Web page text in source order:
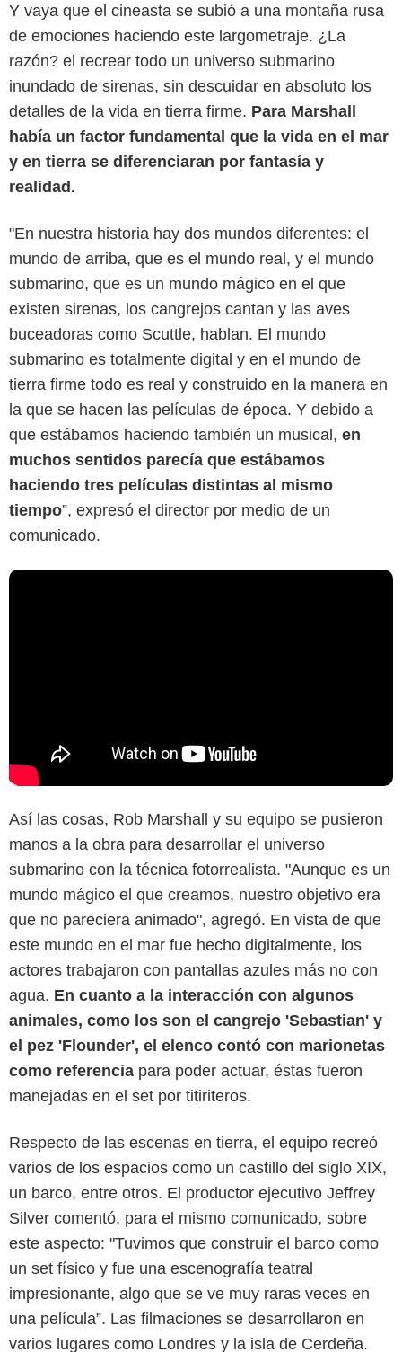
Y vaya que el cineasta se subió a una montaña rusa
de emociones haciendo este largometraje. ¿La
razón? el recrear todo un universo submarino
inundado de sirenas, sin descuidar en absoluto los
detalles de la vida en tierra firme. Para Marshall
había un factor fundamental que la vida en el mar
y en tierra se diferenciaran por fantasía y
realidad.
"En nuestra historia hay dos mundos diferentes: el
mundo de arriba, que es el mundo real, y el mundo
submarino, que es un mundo mágico en el que
existen sirenas, los cangrejos cantan y las aves
buceadoras como Scuttle, hablan. El mundo
submarino es totalmente digital y en el mundo de
tierra firme todo es real y construido en la manera en
la que se hacen las películas de época. Y debido a
que estábamos haciendo también un musical, en
muchos sentidos parecía que estábamos
haciendo tres películas distintas al mismo
tiempo”, expresó el director por medio de un
comunicado.
Así las cosas, Rob Marshall y su equipo se pusieron
manos a la obra para desarrollar el universo
submarino con la técnica fotorrealista. "Aunque es un
mundo mágico el que creamos, nuestro objetivo era
que no pareciera animado", agregó. En vista de que
este mundo en el mar fue hecho digitalmente, los
actores trabajaron con pantallas azules más no con
agua. En cuanto a la interacción con algunos
animales, como los son el cangrejo 'Sebastian' y
el pez 'Flounder', el elenco contó con marionetas
como referencia para poder actuar, éstas fueron
manejadas en el set por titiriteros.
Respecto de las escenas en tierra, el equipo recreó
varios de los espacios como un castillo del siglo XIX,
un barco, entre otros. El productor ejecutivo Jeffrey
Silver comentó, para el mismo comunicado, sobre
este aspecto: "Tuvimos que construir el barco como
un set físico y fue una escenografía teatral
impresionante, algo que se ve muy raras veces en
una película”. Las filmaciones se desarrollaron en
varios lugares como Londres y la isla de Cerdeña.